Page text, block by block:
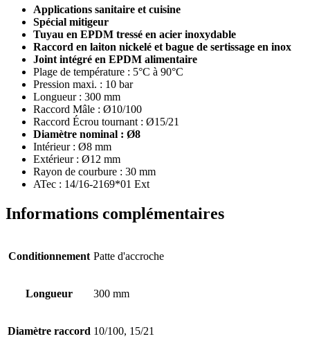
Applications sanitaire et cuisine
Spécial mitigeur
Tuyau en EPDM tressé en acier inoxydable
Raccord en laiton nickelé et bague de sertissage en inox
Joint intégré en EPDM alimentaire
Plage de température : 5°C à 90°C
Pression maxi. : 10 bar
Longueur : 300 mm
Raccord Mâle : Ø10/100
Raccord Écrou tournant : Ø15/21
Diamètre nominal : Ø8
Intérieur : Ø8 mm
Extérieur : Ø12 mm
Rayon de courbure : 30 mm
ATec : 14/16-2169*01 Ext
Informations complémentaires
Conditionnement Patte d'accroche
Longueur 300 mm
Diamètre raccord 10/100, 15/21